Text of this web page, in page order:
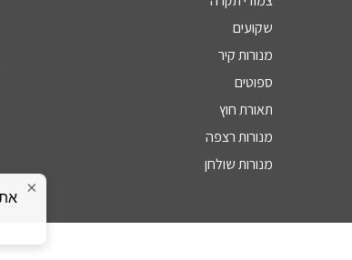
שקועים
מנורות קיר
ספוטים
תאורת חוץ
מנורות רצפה
מנורות שולחן
×